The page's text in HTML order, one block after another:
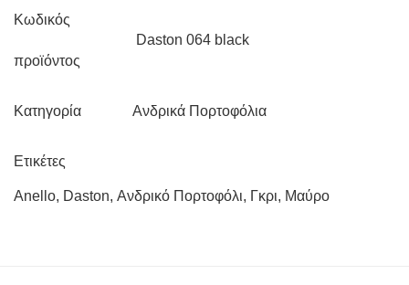
Κωδικός
προϊόντος
Daston 064 black
Κατηγορία Ανδρικά Πορτοφόλια
Ετικέτες
Anello, Daston, Ανδρικό Πορτοφόλι, Γκρι, Μαύρο